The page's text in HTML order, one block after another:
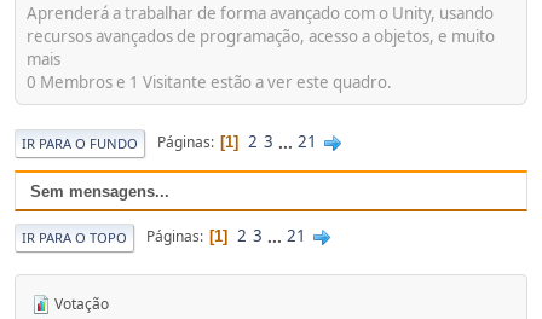
Aprenderá a trabalhar de forma avançado com o Unity, usando
recursos avançados de programação, acesso a objetos, e muito
mais
0 Membros e 1 Visitante estão a ver este quadro.
IR PARA O FUNDO Páginas 1 2 3 ... 21
Sem mensagens...
IR PARA O TOPO Páginas 1 2 3 ... 21
Votação